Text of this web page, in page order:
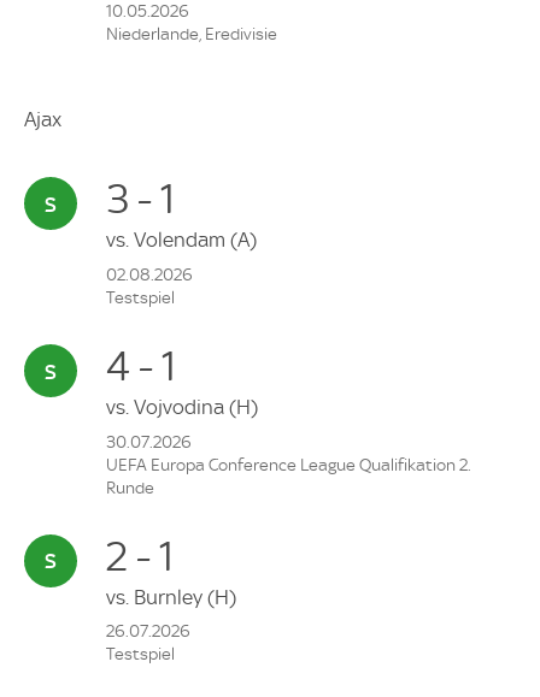
10.05.2026
Niederlande, Eredivisie
Ajax
3 - 1
vs. Volendam (A)
02.08.2026
Testspiel
4 - 1
vs. Vojvodina (H)
30.07.2026
UEFA Europa Conference League Qualifikation 2.
Runde
2 - 1
vs. Burnley (H)
26.07.2026
Testspiel